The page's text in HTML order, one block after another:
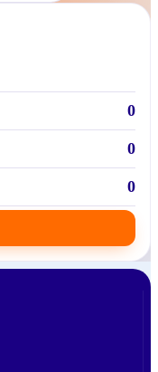
0
0
0